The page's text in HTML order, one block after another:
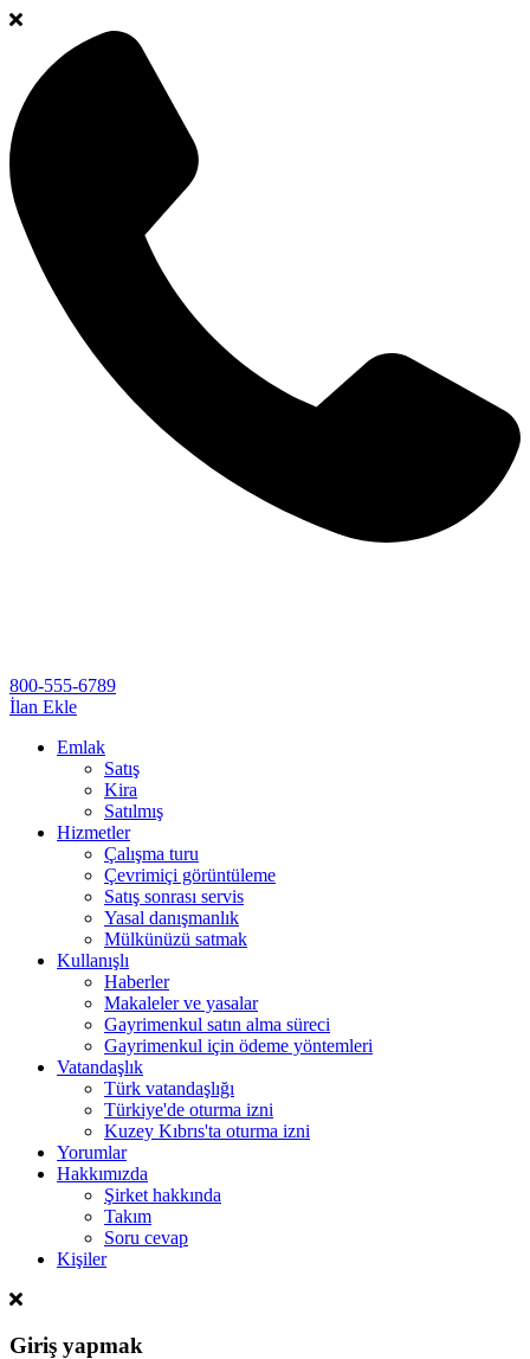
800-555-6789
İlan Ekle
Emlak
Satış
Kira
Satılmış
Hizmetler
Çalışma turu
Çevrimiçi görüntüleme
Satış sonrası servis
Yasal danışmanlık
Mülkünüzü satmak
Kullanışlı
Haberler
Makaleler ve yasalar
Gayrimenkul satın alma süreci
Gayrimenkul için ödeme yöntemleri
Vatandaşlık
Türk vatandaşlığı
Türkiye'de oturma izni
Kuzey Kıbrıs'ta oturma izni
Yorumlar
Hakkımızda
Şirket hakkında
Takım
Soru cevap
Kişiler
Giriş yapmak